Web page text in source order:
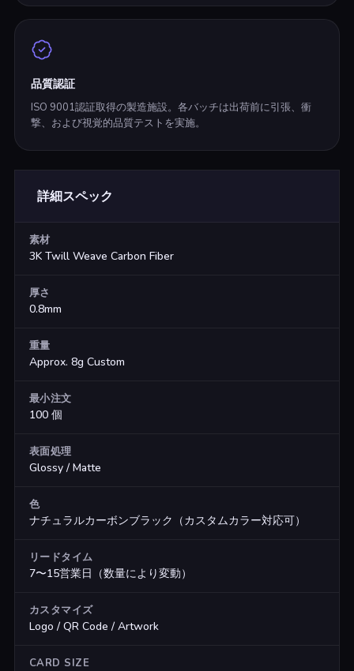
品質認証
ISO 9001認証取得の製造施設。各バッチは出荷前に引張、衝
撃、および視覚的品質テストを実施。
詳細スペック
素材
3K Twill Weave Carbon Fiber
厚さ
0.8mm
重量
Approx. 8g Custom
最小注文
100 個
表面処理
Glossy / Matte
色
ナチュラルカーボンブラック（カスタムカラー対応可）
リードタイム
7〜15営業日（数量により変動）
カスタマイズ
Logo / QR Code / Artwork
CARD SIZE